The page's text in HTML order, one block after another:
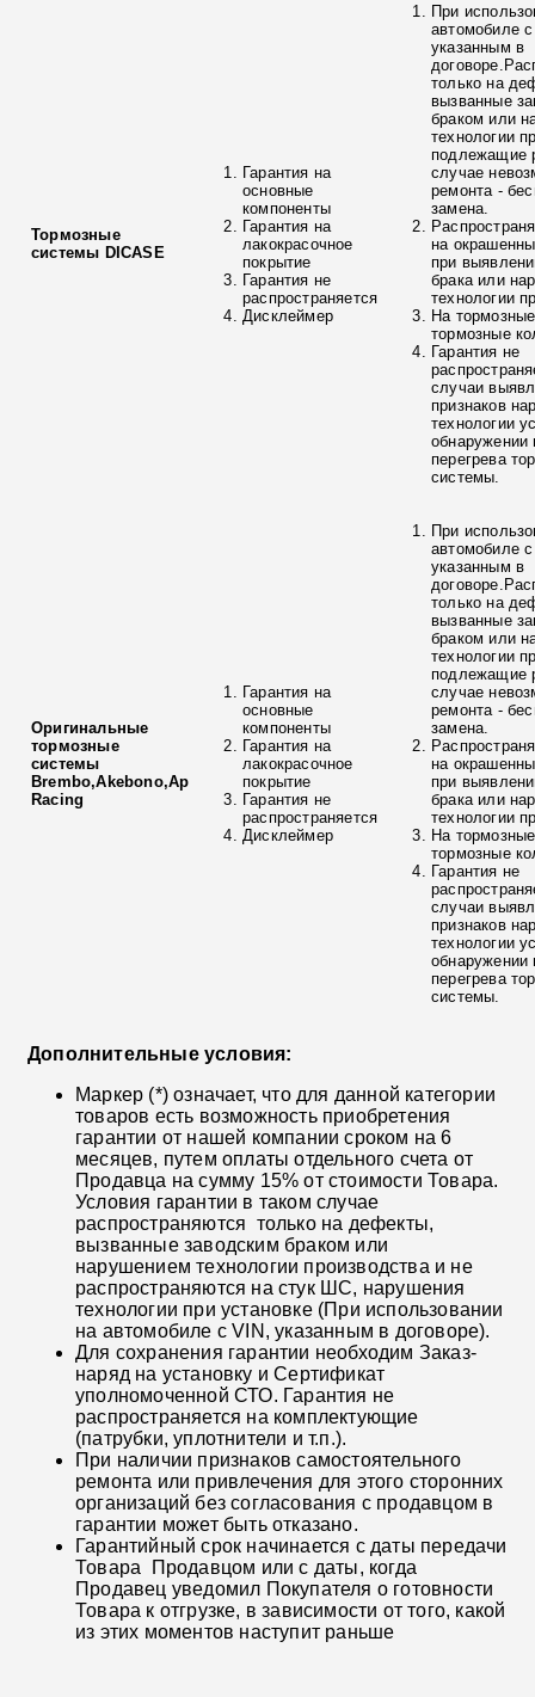
Тормозные
системы DICASE
Гарантия на
основные
компоненты
Гарантия на
лакокрасочное
покрытие
Гарантия не
распространяется
Дисклеймер
При
автомобиле
указанным в
только на
вызванные
браком или
технологии
подлежащие
случае
ремонта -
замена.
на
при
брака или
технологии
На
тормозные
Гарантия не
случаи
признаков
технологии
обнаружении
перегрева
системы.
Оригинальные
тормозные
системы
Brembo,Akebono,Ap
Racing
Гарантия на
основные
компоненты
Гарантия на
лакокрасочное
покрытие
Гарантия не
распространяется
Дисклеймер
При
автомобиле
указанным в
только на
вызванные
браком или
технологии
подлежащие
случае
ремонта -
замена.
на
при
брака или
технологии
На
тормозные
Гарантия не
случаи
признаков
технологии
обнаружении
перегрева
системы.
Дополнительные условия:
Маркер (*) означает, что для данной категории
товаров есть возможность приобретения
гарантии от нашей компании сроком на 6
месяцев, путем оплаты отдельного счета от
Продавца на сумму 15% от стоимости Товара.
Условия гарантии в таком случае
распространяются только на дефекты,
вызванные заводским браком или
нарушением технологии производства и не
распространяются на стук ШС, нарушения
технологии при установке (При использовании
на автомобиле с VIN, указанным в договоре).
Для сохранения гарантии необходим Заказ-
наряд на установку и Сертификат
уполномоченной СТО. Гарантия не
распространяется на комплектующие
(патрубки, уплотнители и т.п.).
При наличии признаков самостоятельного
ремонта или привлечения для этого сторонних
организаций без согласования с продавцом в
гарантии может быть отказано.
Гарантийный срок начинается с даты передачи
Товара Продавцом или с даты, когда
Продавец уведомил Покупателя о готовности
Товара к отгрузке, в зависимости от того, какой
из этих моментов наступит раньше